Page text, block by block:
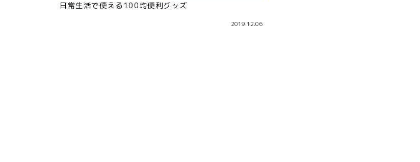
日常生活で使える100均便利グッズ
2019.12.06